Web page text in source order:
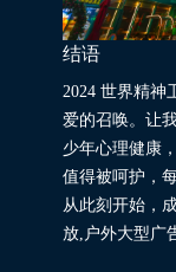
结语
2024 世界精神
爱的召唤。让
少年心理健康
值得被呵护，
从此刻开始，
放,户外大型广